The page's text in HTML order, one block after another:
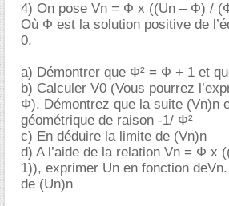
4) On pose Vn = Ф x ((Un – Ф) /
Où Ф est la solution positive de
0.
a) Démontrer que Ф² = Ф + 1 et
b) Calculer V0 (Vous pourrez
Ф). Démontrez que la suite (Vn)n
géométrique de raison -1/ Ф²
c) En déduire la limite de (Vn)n
d) A l’aide de la relation Vn = Ф x
1)), exprimer Un en fonction
de (Un)n